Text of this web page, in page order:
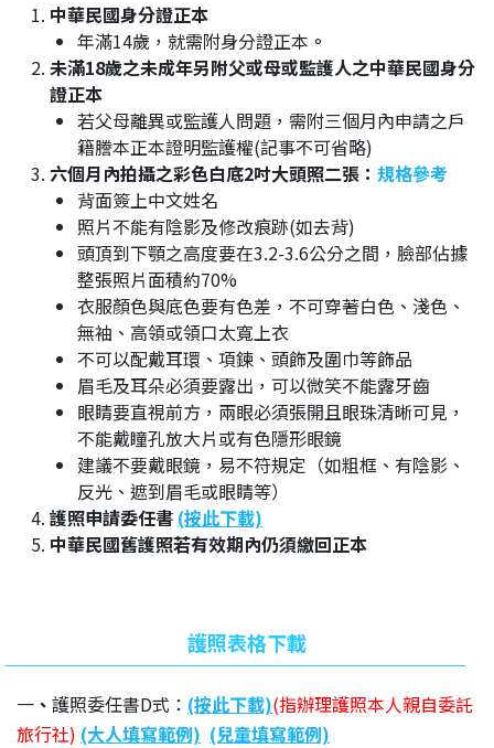
中華民國身分證正本
年滿14歲，就需附身分證正本 。
未滿18歲之未成年另附父或母或監護人之中華民國身分
證正本
若父母離異或監護人問題，需附三個月內申請之戶
籍謄本正本證明監護權(記事不可省略)
六個月內拍攝之彩色白底2吋大頭照二張： 規格參考
背面簽上中文姓名
照片不能有陰影及修改痕跡(如去背)
頭頂到下顎之高度要在3.2-3.6公分之間，臉部佔據
整張照片面積約70%
衣服顏色與底色要有色差，不可穿著白色、淺色、
無袖、高領或領口太寬上衣
不可以配戴耳環、項鍊、頭飾及圍巾等飾品
眉毛及耳朵必須要露出，可以微笑不能露牙齒
眼睛要直視前方，兩眼必須張開且眼珠清晰可見，
不能戴瞳孔放大片或有色隱形眼鏡
建議不要戴眼鏡，易不符規定（如粗框、有陰影、
反光、遮到眉毛或眼睛等）
護照申請委任書 (按此下載)
中華民國舊護照若有效期內仍須繳回正本
護照表格下載
一 、 護照委任書D式： (按此下載)(指辦理護照本人親自委託
旅行社) (大人填寫範例) (兒童填寫範例)